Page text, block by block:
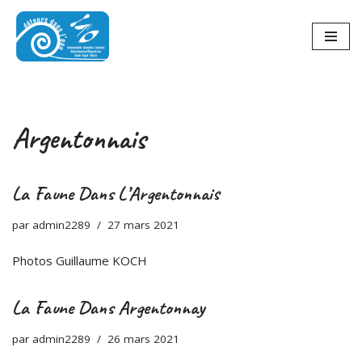
Aller
au
Argentonnais
La Faune Dans L’Argentonnais
par admin2289 27 mars 2021
Photos Guillaume KOCH
La Faune Dans Argentonnay
par admin2289 26 mars 2021